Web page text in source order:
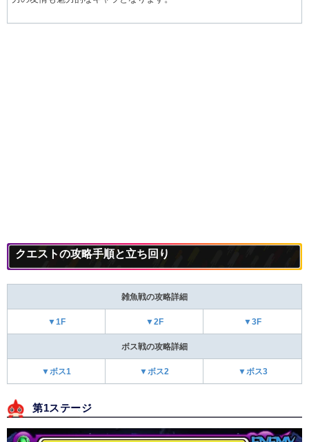
クエストの攻略手順と立ち回り
雑魚戦の攻略詳細
▼1F ▼2F ▼3F
ボス戦の攻略詳細
▼ボス1 ▼ボス2 ▼ボス3
第1ステージ